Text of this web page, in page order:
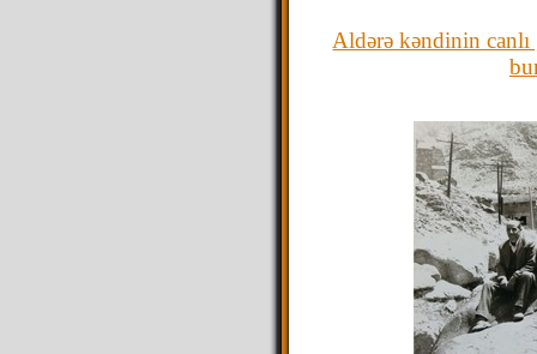
Aldərə kəndinin